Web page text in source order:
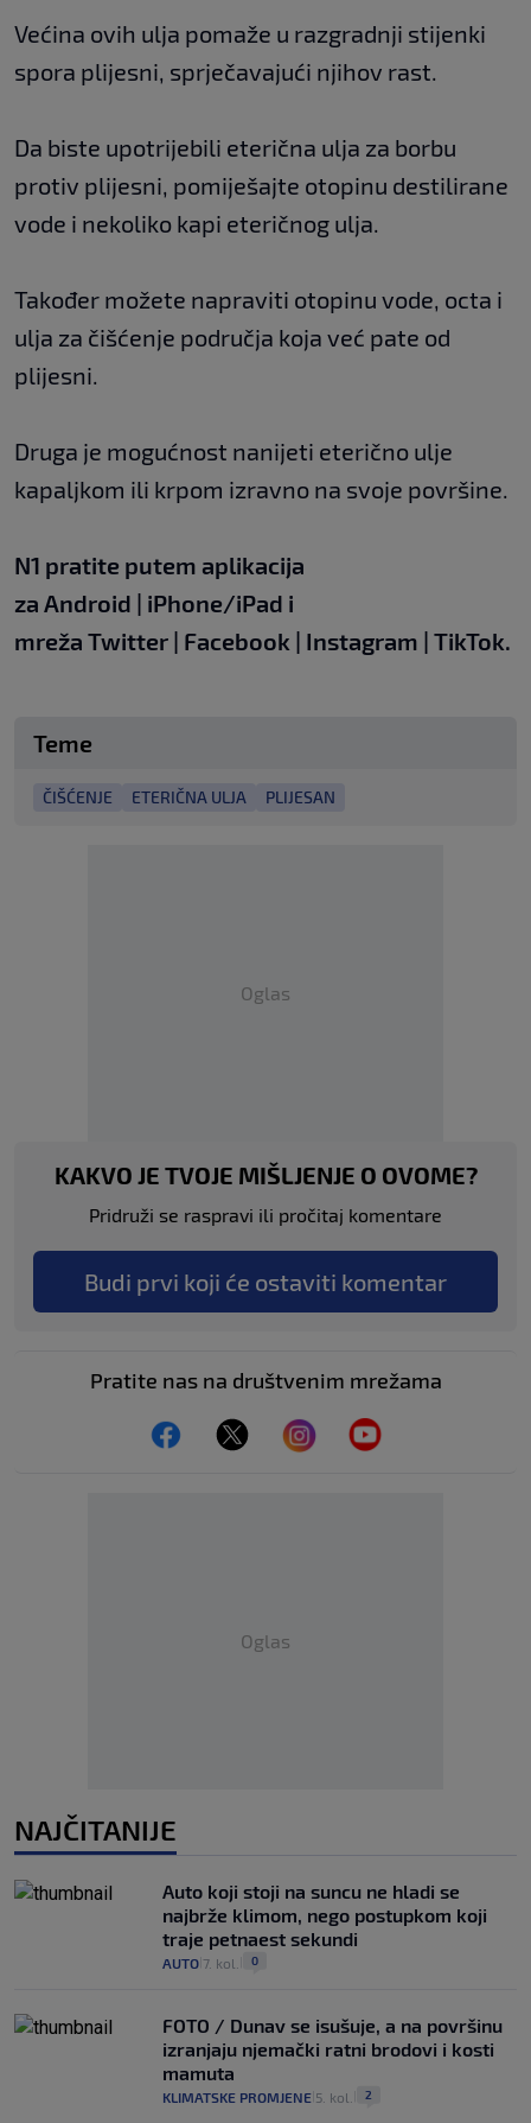
Većina ovih ulja pomaže u razgradnji stijenki
spora plijesni, sprječavajući njihov rast.
Da biste upotrijebili eterična ulja za borbu
protiv plijesni, pomiješajte otopinu destilirane
vode i nekoliko kapi eteričnog ulja.
Također možete napraviti otopinu vode, octa i
ulja za čišćenje područja koja već pate od
plijesni.
Druga je mogućnost nanijeti eterično ulje
kapaljkom ili krpom izravno na svoje površine.
N1 pratite putem aplikacija
za Android | iPhone/iPad i
mreža Twitter | Facebook | Instagram | TikTok.
Teme
ČIŠĆENJE ETERIČNA ULJA PLIJESAN
Oglas
KAKVO JE TVOJE MIŠLJENJE O OVOME?
Pridruži se raspravi ili pročitaj komentare
Budi prvi koji će ostaviti komentar
Pratite nas na društvenim mrežama
Oglas
NAJČITANIJE
Auto koji stoji na suncu ne hladi se
najbrže klimom, nego postupkom koji
traje petnaest sekundi
AUTO 7. kol. 0
FOTO / Dunav se isušuje, a na površinu
izranjaju njemački ratni brodovi i kosti
mamuta
KLIMATSKE PROMJENE 5. kol. 2